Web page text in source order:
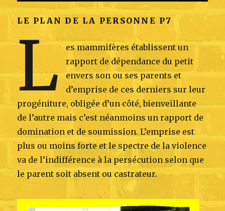
LE PLAN DE LA PERSONNE P7
L
es mammifères établissent un
rapport de dépendance du petit
envers son ou ses parents et
d’emprise de ces derniers sur leur
progéniture, obligée d’un côté, bienveillante
de l’autre mais c’est néanmoins un rapport de
domination et de soumission. L’emprise est
plus ou moins forte et le spectre de la violence
va de l’indifférence à la persécution selon que
le parent soit absent ou castrateur.